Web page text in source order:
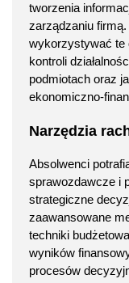
tworzenia
zarządzaniu
wykorzystywać te
kontroli
podmiotach oraz
ekonomiczno-
Narzędzia
Absolwenci
sprawozdawcze i
strategiczne
zaawansowane
techniki
wyników
procesów